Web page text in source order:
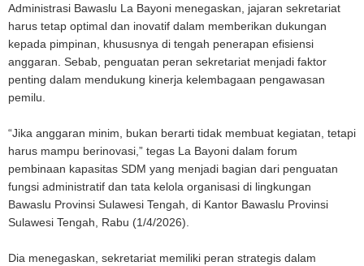
Administrasi Bawaslu La Bayoni menegaskan, jajaran sekretariat
harus tetap optimal dan inovatif dalam memberikan dukungan
kepada pimpinan, khususnya di tengah penerapan efisiensi
anggaran. Sebab, penguatan peran sekretariat menjadi faktor
penting dalam mendukung kinerja kelembagaan pengawasan
pemilu.
“Jika anggaran minim, bukan berarti tidak membuat kegiatan, tetapi
harus mampu berinovasi,” tegas La Bayoni dalam forum
pembinaan kapasitas SDM yang menjadi bagian dari penguatan
fungsi administratif dan tata kelola organisasi di lingkungan
Bawaslu Provinsi Sulawesi Tengah, di Kantor Bawaslu Provinsi
Sulawesi Tengah, Rabu (1/4/2026).
Dia menegaskan, sekretariat memiliki peran strategis dalam